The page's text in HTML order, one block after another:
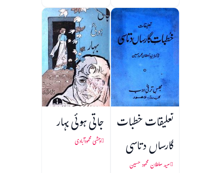
تعلیقات خطبات
گارساں دتاسی
سید سلطان محمود حسین
جاتی ہوئی بہار
وحشی محمودآبادی